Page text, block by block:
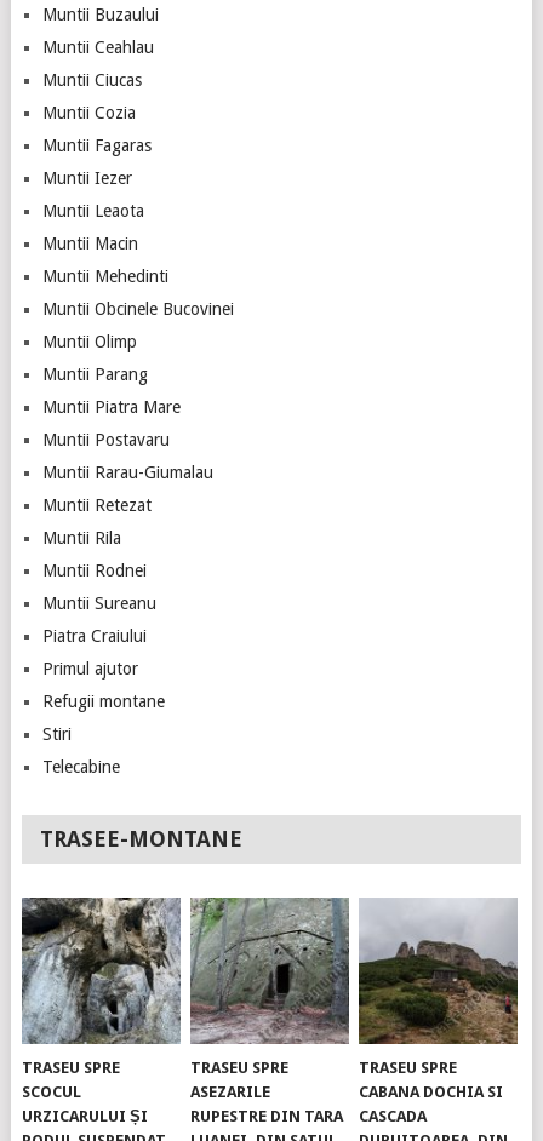
Muntii Buzaului
Muntii Ceahlau
Muntii Ciucas
Muntii Cozia
Muntii Fagaras
Muntii Iezer
Muntii Leaota
Muntii Macin
Muntii Mehedinti
Muntii Obcinele Bucovinei
Muntii Olimp
Muntii Parang
Muntii Piatra Mare
Muntii Postavaru
Muntii Rarau-Giumalau
Muntii Retezat
Muntii Rila
Muntii Rodnei
Muntii Sureanu
Piatra Craiului
Primul ajutor
Refugii montane
Stiri
Telecabine
TRASEE-MONTANE
TRASEU SPRE
SCOCUL
URZICARULUI ȘI
TRASEU SPRE
ASEZARILE
RUPESTRE DIN TARA
TRASEU SPRE
CABANA DOCHIA SI
CASCADA